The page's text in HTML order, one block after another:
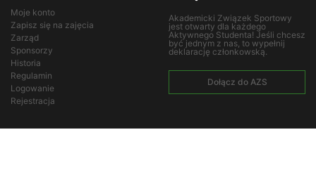
Moje konto
Zapisz się na zajęcia
Zarząd
Sponsorzy
Historia
Regulamin
Logowanie
Rejestracja
Akademicki Związek Sportowy
jest otwarty dla każdego
Aktywnego Studenta! Jeśli chcesz
być jednym z nas, to wypełnij
deklarację członkowską.
Dołącz do AZS